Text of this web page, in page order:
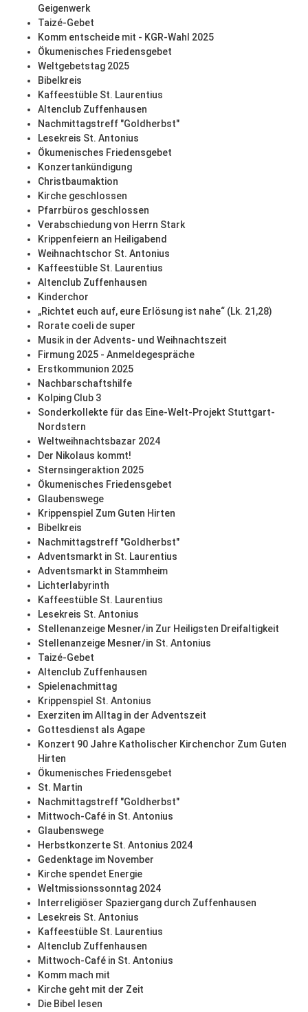
Geigenwerk
Taizé-Gebet
Komm entscheide mit - KGR-Wahl 2025
Ökumenisches Friedensgebet
Weltgebetstag 2025
Bibelkreis
Kaffeestüble St. Laurentius
Altenclub Zuffenhausen
Nachmittagstreff "Goldherbst"
Lesekreis St. Antonius
Ökumenisches Friedensgebet
Konzertankündigung
Christbaumaktion
Kirche geschlossen
Pfarrbüros geschlossen
Verabschiedung von Herrn Stark
Krippenfeiern an Heiligabend
Weihnachtschor St. Antonius
Kaffeestüble St. Laurentius
Altenclub Zuffenhausen
Kinderchor
„Richtet euch auf, eure Erlösung ist nahe“ (Lk. 21,28)
Rorate coeli de super
Musik in der Advents- und Weihnachtszeit
Firmung 2025 - Anmeldegespräche
Erstkommunion 2025
Nachbarschaftshilfe
Kolping Club 3
Sonderkollekte für das Eine-Welt-Projekt Stuttgart-
Nordstern
Weltweihnachtsbazar 2024
Der Nikolaus kommt!
Sternsingeraktion 2025
Ökumenisches Friedensgebet
Glaubenswege
Krippenspiel Zum Guten Hirten
Bibelkreis
Nachmittagstreff "Goldherbst"
Adventsmarkt in St. Laurentius
Adventsmarkt in Stammheim
Lichterlabyrinth
Kaffeestüble St. Laurentius
Lesekreis St. Antonius
Stellenanzeige Mesner/in Zur Heiligsten Dreifaltigkeit
Stellenanzeige Mesner/in St. Antonius
Taizé-Gebet
Altenclub Zuffenhausen
Spielenachmittag
Krippenspiel St. Antonius
Exerziten im Alltag in der Adventszeit
Gottesdienst als Agape
Konzert 90 Jahre Katholischer Kirchenchor Zum Guten
Hirten
Ökumenisches Friedensgebet
St. Martin
Nachmittagstreff "Goldherbst"
Mittwoch-Café in St. Antonius
Glaubenswege
Herbstkonzerte St. Antonius 2024
Gedenktage im November
Kirche spendet Energie
Weltmissionssonntag 2024
Interreligiöser Spaziergang durch Zuffenhausen
Lesekreis St. Antonius
Kaffeestüble St. Laurentius
Altenclub Zuffenhausen
Mittwoch-Café in St. Antonius
Komm mach mit
Kirche geht mit der Zeit
Die Bibel lesen